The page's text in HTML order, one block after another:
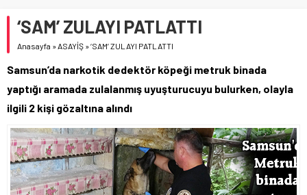
‘SAM’ ZULAYI PATLATTI
Anasayfa » ASAYİŞ »‘SAM’ ZULAYI PATLATTI
Samsun’da narkotik dedektör köpeği metruk binada
yaptığı aramada zulalanmış uyuşturucuyu bulurken, olayla
ilgili 2 kişi gözaltına alındı